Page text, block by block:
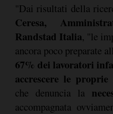
"Dai risultati della
Ceresa,
Randstad Italia, "le
ancora poco preparate
67% dei lavoratori
accrescere le proprie
che denuncia la
accompagnata